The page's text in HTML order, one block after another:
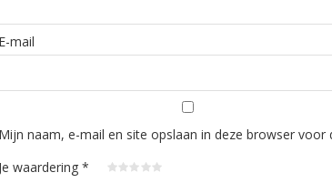
E-mail
Mijn naam, e-mail en site opslaan in deze browser
Je waardering *